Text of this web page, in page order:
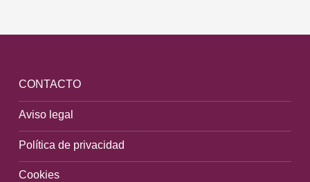
CONTACTO
Aviso legal
Política de privacidad
Cookies